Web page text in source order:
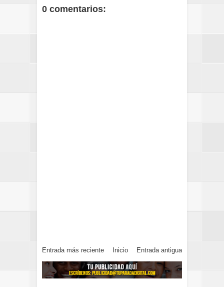
0 comentarios:
Entrada más reciente Entrada antigua
Inicio